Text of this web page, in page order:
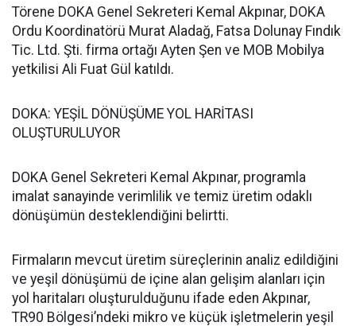
Törene DOKA Genel Sekreteri Kemal Akpınar, DOKA
Ordu Koordinatörü Murat Aladağ, Fatsa Dolunay Fındık
Tic. Ltd. Şti. firma ortağı Ayten Şen ve MOB Mobilya
yetkilisi Ali Fuat Gül katıldı.
DOKA: YEŞİL DÖNÜŞÜME YOL HARİTASI
OLUŞTURULUYOR
DOKA Genel Sekreteri Kemal Akpınar, programla
imalat sanayinde verimlilik ve temiz üretim odaklı
dönüşümün desteklendiğini belirtti.
Firmaların mevcut üretim süreçlerinin analiz edildiğini
ve yeşil dönüşümü de içine alan gelişim alanları için
yol haritaları oluşturulduğunu ifade eden Akpınar,
TR90 Bölgesi’ndeki mikro ve küçük işletmelerin yeşil